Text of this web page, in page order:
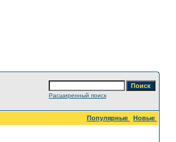
Расширенный поиск
Популярные Новые